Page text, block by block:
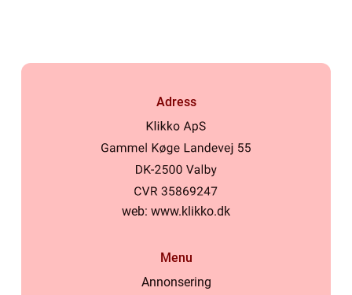
Adress
web: www.klikko.dk
Menu
Annonsering